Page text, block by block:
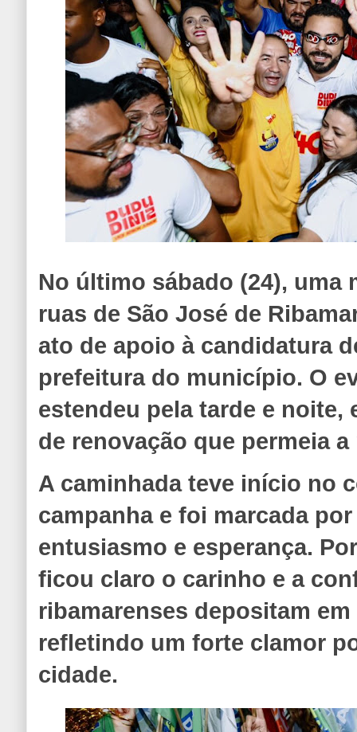
No último sábado (24), uma
ruas de São José de
ato de apoio à candidatura
prefeitura do município. O
estendeu pela tarde e noite,
de renovação que permeia
A caminhada teve início no
campanha e foi marcada
entusiasmo e esperança.
ficou claro o carinho e a
ribamarenses depositam
refletindo um forte clamor
cidade.